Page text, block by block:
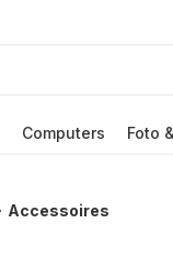
Computers Foto
Accessoires